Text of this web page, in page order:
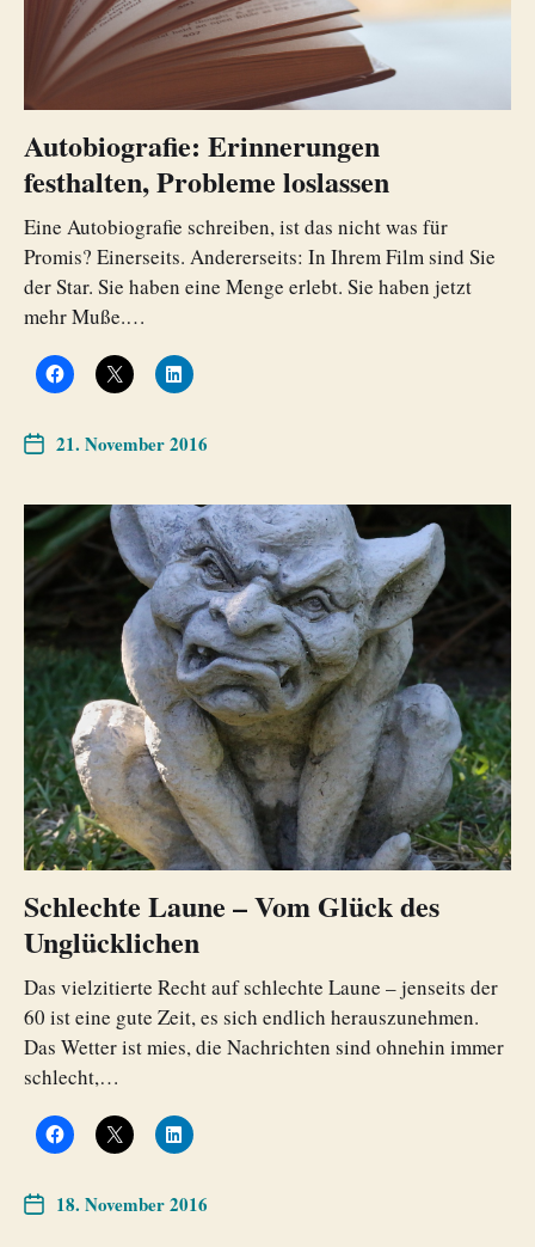
Autobiografie: Erinnerungen
festhalten, Probleme loslassen
Eine Autobiografie schreiben, ist das nicht was für
Promis? Einerseits. Andererseits: In Ihrem Film sind Sie
der Star. Sie haben eine Menge erlebt. Sie haben jetzt
mehr Muße.…
21. November 2016
Schlechte Laune – Vom Glück des
Unglücklichen
Das vielzitierte Recht auf schlechte Laune – jenseits der
60 ist eine gute Zeit, es sich endlich herauszunehmen.
Das Wetter ist mies, die Nachrichten sind ohnehin immer
schlecht,…
18. November 2016